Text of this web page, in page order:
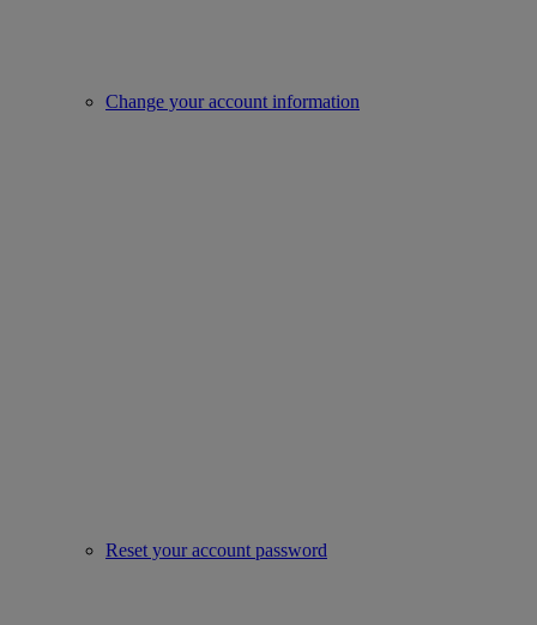
Change your account information
Reset your account password